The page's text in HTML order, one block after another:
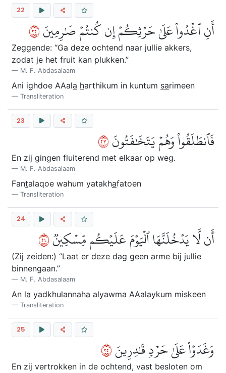
22
أَنِ ٱغۡدُواْ عَلَىٰ حَرۡثِكُمۡ إِن كُنتُمۡ صَٰرِمِينَ٢٢
Zeggende: “Ga deze ochtend naar jullie akkers,
zodat je het fruit kan plukken.”
M. F. Abdasalaam
Ani ighdoe AAala harthikum in kuntum sarimeen
Transliteration
23
فَٱنطَلَقُواْ وَهُمۡ يَتَخَٰفَتُونَ٣٢
En zij gingen fluiterend met elkaar op weg.
M. F. Abdasalaam
Fantalaqoe wahum yatakhafatoen
Transliteration
24
أَن لَّا يَدۡخُلَنَّهَا ٱلۡيَوۡمَ عَلَيۡكُم مِّسۡكِينٞ٤٢
(Zij zeiden:) “Laat er deze dag geen arme bij jullie
binnengaan.”
M. F. Abdasalaam
An la yadkhulannaha alyawma AAalaykum miskeen
Transliteration
25
وَغَدَوۡاْ عَلَىٰ حَرۡدٖ قَٰدِرِينَ٥٢
En zij vertrokken in de ochtend, vast besloten om